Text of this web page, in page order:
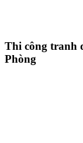
Thi công tranh
Phòng